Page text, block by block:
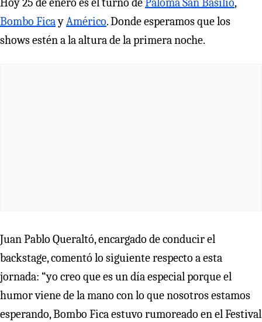
Hoy 25 de enero es el turno dePaloma San Basilio,
Bombo FicayAmérico. Donde esperamos que los
shows estén a la altura de la primera noche.
Juan Pablo Queraltó, encargado de conducir el
backstage, comentó lo siguiente respecto a esta
jornada: “yo creo que es un día especial porque el
humor viene de la mano con lo que nosotros estamos
esperando, Bombo Fica estuvo rumoreado en el Festival